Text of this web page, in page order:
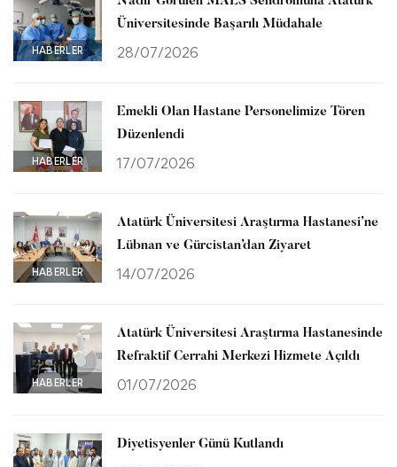
HABERLER
Üniversitesinde Başarılı Müdahale
28/07/2026
HABERLER
Emekli Olan Hastane Personelimize Tören
Düzenlendi
17/07/2026
HABERLER
Atatürk Üniversitesi Araştırma Hastanesi’ne
Lübnan ve Gürcistan’dan Ziyaret
14/07/2026
HABERLER
Atatürk Üniversitesi Araştırma Hastanesinde
Refraktif Cerrahi Merkezi Hizmete Açıldı
01/07/2026
Diyetisyenler Günü Kutlandı